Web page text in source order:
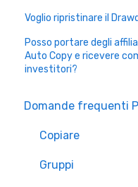
Voglio ripristinare il
Posso portare degli
Auto Copy e ricevere
investitori?
Domande frequenti
Copiare
Gruppi